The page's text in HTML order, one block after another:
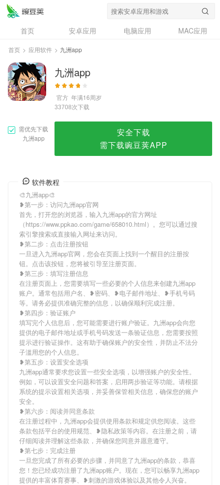
首页 安卓应用 电脑应用
MAC应用
资讯
专题
问答
首页 > 应用软件 > 九洲app
九洲app
官方 年满16周岁
33708次下载
需优先下载
九洲app
安全下载
需下载豌豆荚APP
软件教程
🎨九洲app🎨
❥第一步：访问九洲app官网
首先，打开您的浏览器，输入九洲app的官方网址
（https://www.ppkao.com/game/658010.html）。您可以通过搜
索引擎搜索或直接输入网址来访问。
❥第二步：点击注册按钮
一旦进入九洲app官网，您会在页面上找到一个醒目的注册按
钮。点击该按钮，您将被引导至注册页面。
❥第三步：填写注册信息
在注册页面上，您需要填写一些必要的个人信息来创建九洲app
账户。通常包括用户名、❥密码、❥电子邮件地址、❥手机号码
等。请务必提供准确完整的信息，以确保顺利完成注册。
❥第四步：验证账户
填写完个人信息后，您可能需要进行账户验证。九洲app会向您
提供的电子邮件地址或手机号码发送一条验证信息，您需要按照
提示进行验证操作。这有助于确保账户的安全性，并防止不法分
子滥用您的个人信息。
❥第五步：设置安全选项
九洲app通常要求您设置一些安全选项，以增强账户的安全性。
例如，可以设置安全问题和答案，启用两步验证等功能。请根据
系统的提示设置相关选项，并妥善保管相关信息，确保您的账户
安全。
❥第六步：阅读并同意条款
在注册过程中，九洲app会提供使用条款和规定供您阅读。这些
条款包括平台的使用规范、❥隐私政策等内容。在注册之前，请
仔细阅读并理解这些条款，并确保您同意并愿意遵守。
❥第七步：完成注册
一旦您完成了所有必要的步骤，并同意了九洲app的条款，恭喜
您！您已经成功注册了九洲app账户。现在，您可以畅享九洲app
提供的丰富体育赛事、❥刺激的游戏体验以及其他令人兴奋。